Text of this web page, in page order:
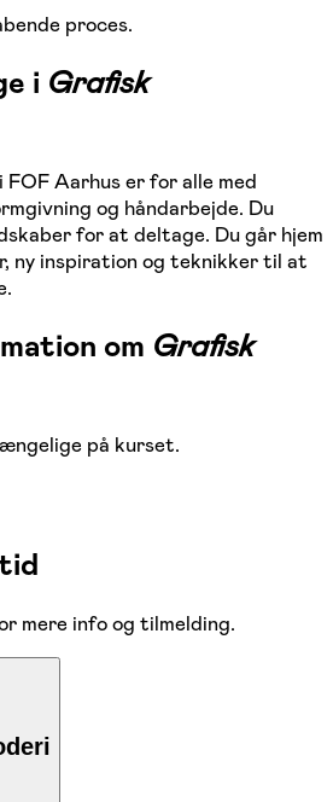
proces.
i Grafisk
i FOF Aarhus er for alle med
og håndarbejde. Du
for at deltage. Du går hjem
ny inspiration og teknikker til at
om Grafisk
på kurset.
mere info og tilmelding.